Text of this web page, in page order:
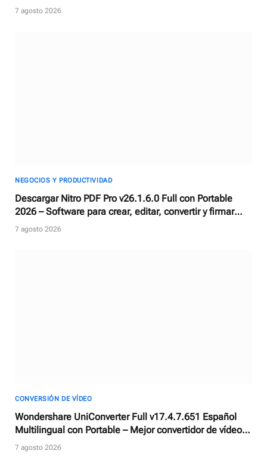
7 agosto 2026
NEGOCIOS Y PRODUCTIVIDAD
Descargar Nitro PDF Pro v26.1.6.0 Full con Portable
2026 – Software para crear, editar, convertir y firmar
documentos PDF
7 agosto 2026
CONVERSIÓN DE VÍDEO
Wondershare UniConverter Full v17.4.7.651 Español
Multilingual con Portable – Mejor convertidor de vídeos
con AI
7 agosto 2026